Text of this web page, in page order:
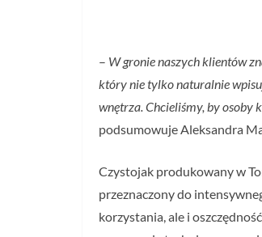
– W gronie naszych klientów
który nie tylko naturalnie
wnętrza. Chcieliśmy, by osoby
podsumowuje Aleksandra
Czystojak produkowany w
przeznaczony do
korzystania, ale i